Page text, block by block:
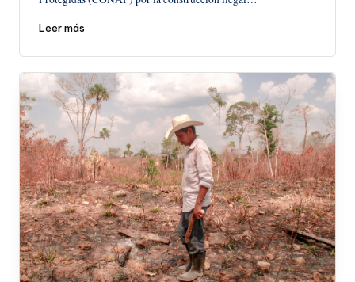
Leer más